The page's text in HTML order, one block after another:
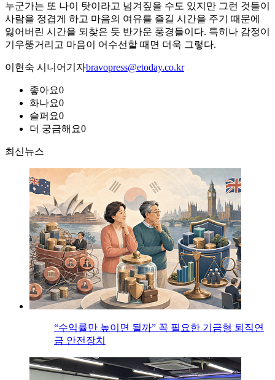
누군가는 또 나이 탓이라고 넘겨짚을 수도 있지만 그런 것들이
사람을 정겹게 하고 마음의 여유를 즐길 시간을 주기 때문에
잃어버린 시간을 되찾은 듯 반가운 풍경들이다. 특히나 감정이
기우뚱거리고 마음이 어수선할 때면 더욱 그렇다.
이현숙 시니어기자bravopress@etoday.co.kr
좋아요0
화나요0
슬퍼요0
더 궁금해요0
최신뉴스
“수익률만 높이면 될까” 꼭 필요한 기금형 퇴직연
금 안전장치